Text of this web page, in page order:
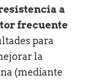
a
frecuente
para
la
(mediante